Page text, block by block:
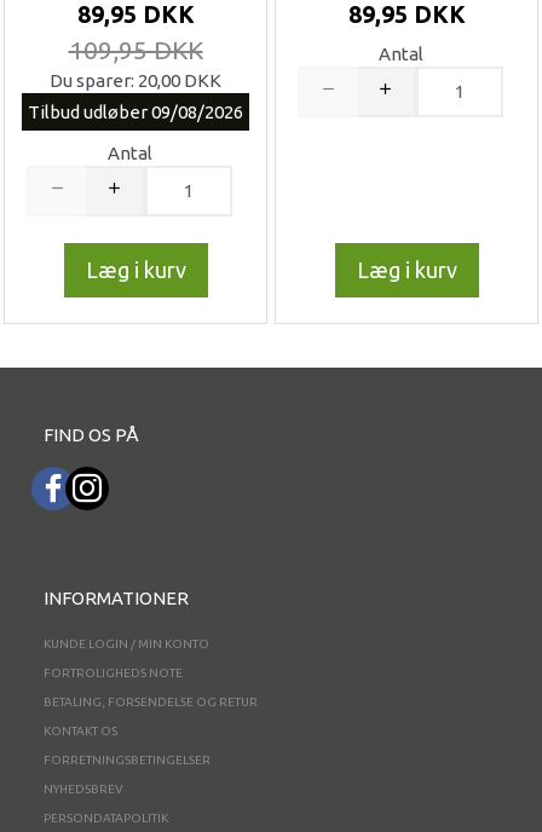
89,95 DKK
109,95 DKK
Du sparer: 20,00 DKK
Tilbud udløber 09/08/2026
Antal
Læg i kurv
89,95 DKK
Antal
Læg i kurv
FIND OS PÅ
INFORMATIONER
KUNDE LOGIN / MIN KONTO
FORTROLIGHEDS NOTE
BETALING, FORSENDELSE OG RETUR
KONTAKT OS
FORRETNINGSBETINGELSER
NYHEDSBREV
PERSONDATAPOLITIK